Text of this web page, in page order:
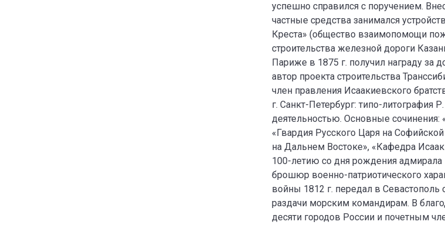
успешно справился с поручением.
частные средства занимался
Креста» (общество взаимопомощи
строительства железной дороги
Париже в 1875 г. получил награду за
автор проекта строительства
член правления Исаакиевского
г. Санкт-Петербург: типо-литография
деятельностью. Основные сочинения:
«Гвардия Русского Царя на
на Дальнем Востоке», «Кафедра
100-летию со дня рождения
брошюр военно-патриотического
войны 1812 г. передал в Севастополь
раздачи морским командирам. В
десяти городов России и почетным